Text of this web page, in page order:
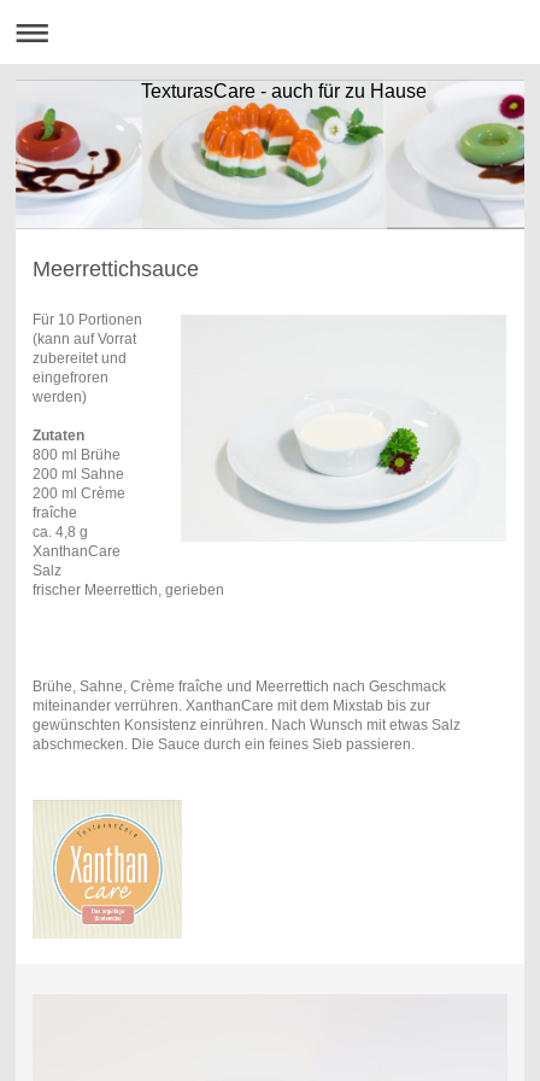
TexturasCare - auch für zu Hause
Meerrettichsauce
Für 10 Portionen
(kann auf Vorrat
zubereitet und
eingefroren
werden)
Zutaten
800 ml Brühe
200 ml Sahne
200 ml Crème
fraîche
ca. 4,8 g
XanthanCare
Salz
frischer Meerrettich, gerieben
Brühe, Sahne, Crème fraîche und Meerrettich nach Geschmack
miteinander verrühren. XanthanCare mit dem Mixstab bis zur
gewünschten Konsistenz einrühren. Nach Wunsch mit etwas Salz
abschmecken. Die Sauce durch ein feines Sieb passieren.